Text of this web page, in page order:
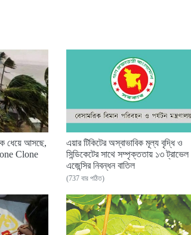
ধেয়ে আসছে,
Clone
এয়ার টিকিটের অস্বাভাবিক মূল্য বৃদ্ধি ও
সিন্ডিকেটের সাথে সম্পৃক্ততায় ১৩ ট্রাভেল
এজেন্সির নিবন্ধন বাতিল
(737 বার পঠিত)